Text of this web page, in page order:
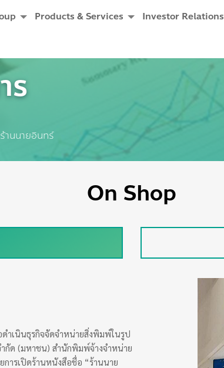
Products & Services Investor Relations
ร
Current:
ร้านนายอินทร์
On Shop
ำเนินธุรกิจจัดจำหน่ายสิ่งพิมพ์ในรูป
กัด (มหาชน) สำนักพิมพ์จ้างจำหน่าย
ารเปิดร้านหนังสือชื่อ “ร้านนาย